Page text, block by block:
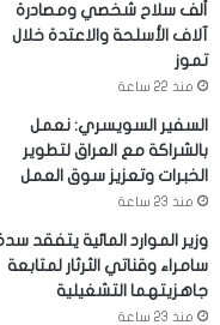
ألف سلاح شخصي ومصادرة
آلاف الأسلحة والاعتدة خلال
تموز
منذ 22 ساعة
السفير السويسري: نعمل
بالشراكة مع العراق لتطوير
الخبرات وتعزيز سوق العمل
منذ 23 ساعة
وزير الموارد المائية يتفقد
سامراء وقناتي الثرثار لمتابعة
جاهزيتهما التشغيلية
منذ 23 ساعة